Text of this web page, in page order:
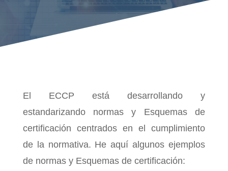
El ECCP está desarrollando y
estandarizando normas y Esquemas de
certificación centrados en el cumplimiento
de la normativa. He aquí algunos ejemplos
de normas y Esquemas de certificación: